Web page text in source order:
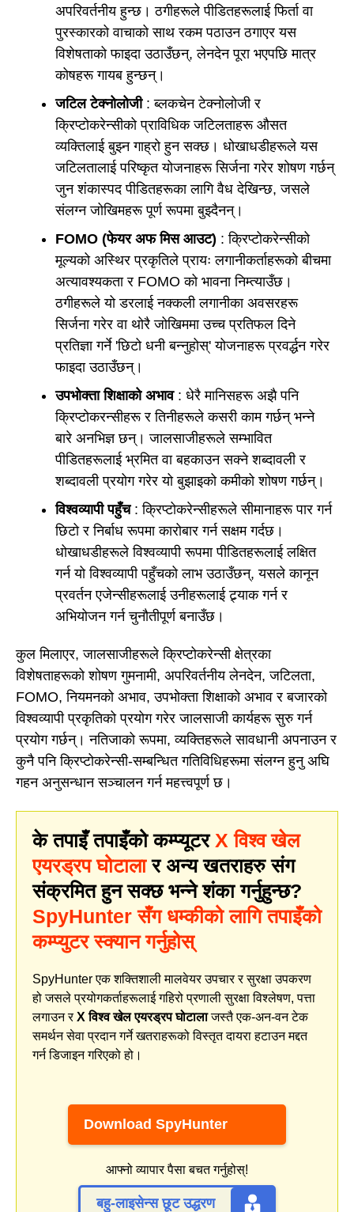
अपरिवर्तनीय हुन्छ। ठगीहरूले पीडितहरूलाई फिर्ता वा
पुरस्कारको वाचाको साथ रकम पठाउन ठगाएर यस
विशेषताको फाइदा उठाउँछन्, लेनदेन पूरा भएपछि मात्र
कोषहरू गायब हुन्छन्।
जटिल टेक्नोलोजी: ब्लकचेन टेक्नोलोजी र
क्रिप्टोकरेन्सीको प्राविधिक जटिलताहरू औसत
व्यक्तिलाई बुझ्न गाह्रो हुन सक्छ। धोखाधडीहरूले यस
जटिलतालाई परिष्कृत योजनाहरू सिर्जना गरेर शोषण गर्छन्
जुन शंकास्पद पीडितहरूका लागि वैध देखिन्छ, जसले
संलग्न जोखिमहरू पूर्ण रूपमा बुझ्दैनन्।
FOMO (फेयर अफ मिस आउट) : क्रिप्टोकरेन्सीको
मूल्यको अस्थिर प्रकृतिले प्रायः लगानीकर्ताहरूको बीचमा
अत्यावश्यकता र FOMO को भावना निम्त्याउँछ।
ठगीहरूले यो डरलाई नक्कली लगानीका अवसरहरू
सिर्जना गरेर वा थोरै जोखिममा उच्च प्रतिफल दिने
प्रतिज्ञा गर्ने 'छिटो धनी बन्नुहोस्' योजनाहरू प्रवर्द्धन गरेर
फाइदा उठाउँछन्।
उपभोक्ता शिक्षाको अभाव: धेरै मानिसहरू अझै पनि
क्रिप्टोकरन्सीहरू र तिनीहरूले कसरी काम गर्छन् भन्ने
बारे अनभिज्ञ छन्। जालसाजीहरूले सम्भावित
पीडितहरूलाई भ्रमित वा बहकाउन सक्ने शब्दावली र
शब्दावली प्रयोग गरेर यो बुझाइको कमीको शोषण गर्छन्।
विश्वव्यापी पहुँच: क्रिप्टोकरेन्सीहरूले सीमानाहरू पार गर्न
छिटो र निर्बाध रूपमा कारोबार गर्न सक्षम गर्दछ।
धोखाधडीहरूले विश्वव्यापी रूपमा पीडितहरूलाई लक्षित
गर्न यो विश्वव्यापी पहुँचको लाभ उठाउँछन्, यसले कानून
प्रवर्तन एजेन्सीहरूलाई उनीहरूलाई ट्र्याक गर्न र
अभियोजन गर्न चुनौतीपूर्ण बनाउँछ।
कुल मिलाएर, जालसाजीहरूले क्रिप्टोकरेन्सी क्षेत्रका
विशेषताहरूको शोषण गुमनामी, अपरिवर्तनीय लेनदेन, जटिलता,
FOMO, नियमनको अभाव, उपभोक्ता शिक्षाको अभाव र बजारको
विश्वव्यापी प्रकृतिको प्रयोग गरेर जालसाजी कार्यहरू सुरु गर्न
प्रयोग गर्छन्। नतिजाको रूपमा, व्यक्तिहरूले सावधानी अपनाउन र
कुनै पनि क्रिप्टोकरेन्सी-सम्बन्धित गतिविधिहरूमा संलग्न हुनु अघि
गहन अनुसन्धान सञ्चालन गर्न महत्त्वपूर्ण छ।
के तपाइँ तपाइँको कम्प्यूटर X विश्व खेल
एयरड्रप घोटालार अन्य खतराहरु संग
संक्रमित हुन सक्छ भन्ने शंका गर्नुहुन्छ?
SpyHunter सँग धम्कीको लागि तपाइँको
कम्प्युटर स्क्यान गर्नुहोस्
SpyHunter एक शक्तिशाली मालवेयर उपचार र सुरक्षा उपकरण
हो जसले प्रयोगकर्ताहरूलाई गहिरो प्रणाली सुरक्षा विश्लेषण, पत्ता
लगाउन रX विश्व खेल एयरड्रप घोटालाजस्तै एक-अन-वन टेक
समर्थन सेवा प्रदान गर्ने खतराहरूको विस्तृत दायरा हटाउन मद्दत
गर्न डिजाइन गरिएको हो।
Download SpyHunter
आफ्नो व्यापार पैसा बचत गर्नुहोस्!
बहु-लाइसेन्स छूट उद्धरण